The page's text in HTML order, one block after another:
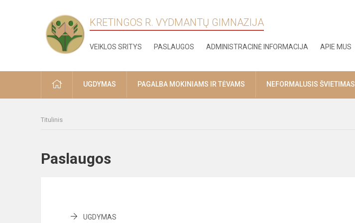
KRETINGOS R. VYDMANTŲ GIMNAZIJA
VEIKLOS SRITYS PASLAUGOS ADMINISTRACINĖ INFORMACIJA APIE MUS
PRADŽIAUGDYMAS PAGALBA MOKINIAMS IR TĖVAMS NEFORMALUSIS ŠVIETIMAS
Titulinis
Paslaugos
UGDYMAS